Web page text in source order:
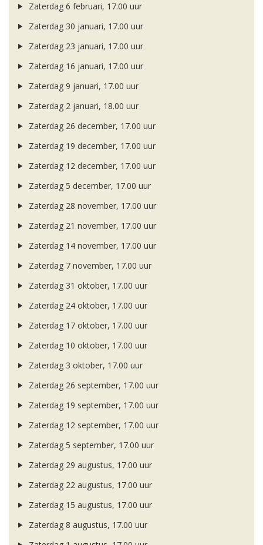
Zaterdag 6 februari, 17.00 uur
Zaterdag 30 januari, 17.00 uur
Zaterdag 23 januari, 17.00 uur
Zaterdag 16 januari, 17.00 uur
Zaterdag 9 januari, 17.00 uur
Zaterdag 2 januari, 18.00 uur
Zaterdag 26 december, 17.00 uur
Zaterdag 19 december, 17.00 uur
Zaterdag 12 december, 17.00 uur
Zaterdag 5 december, 17.00 uur
Zaterdag 28 november, 17.00 uur
Zaterdag 21 november, 17.00 uur
Zaterdag 14 november, 17.00 uur
Zaterdag 7 november, 17.00 uur
Zaterdag 31 oktober, 17.00 uur
Zaterdag 24 oktober, 17.00 uur
Zaterdag 17 oktober, 17.00 uur
Zaterdag 10 oktober, 17.00 uur
Zaterdag 3 oktober, 17.00 uur
Zaterdag 26 september, 17.00 uur
Zaterdag 19 september, 17.00 uur
Zaterdag 12 september, 17.00 uur
Zaterdag 5 september, 17.00 uur
Zaterdag 29 augustus, 17.00 uur
Zaterdag 22 augustus, 17.00 uur
Zaterdag 15 augustus, 17.00 uur
Zaterdag 8 augustus, 17.00 uur